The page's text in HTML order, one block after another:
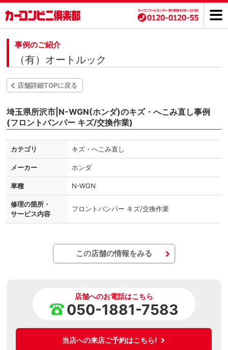
事例のご紹介
（有）オートルック
店舗詳細TOPに戻る
埼玉県所沢市|N-WGN(ホンダ)のキズ・へこみ直し事例
(フロントバンパー キズ/交換作業)
カテゴリ キズ・へこみ直し
メーカー ホンダ
車種 N-WGN
修理の箇所・
サービス内容
フロントバンパー キズ/交換作業
この店舗の情報をみる
店舗へのお電話はこちら
050-1881-7583
当店への来店ご予約はこちら!